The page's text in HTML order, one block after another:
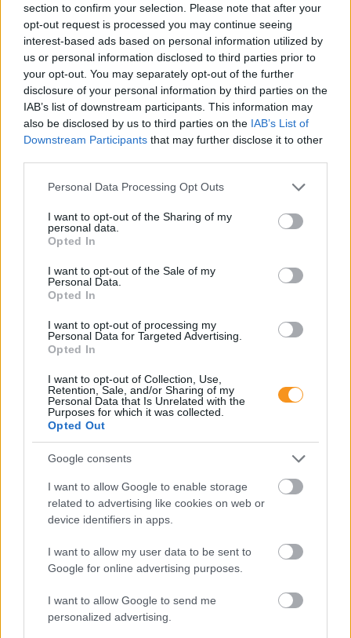
section to confirm your selection. Please note that after your
opt-out request is processed you may continue seeing
interest-based ads based on personal information utilized by
us or personal information disclosed to third parties prior to
your opt-out. You may separately opt-out of the further
disclosure of your personal information by third parties on the
IAB’s list of downstream participants. This information may
also be disclosed by us to third parties on the IAB’s List of
Downstream Participants that may further disclose it to other
Please note that this website/app uses one or more Google
not limited to your visit or usage behaviour. You may click to
grant or deny consent to Google and its third-party tags to
use your data for below specified purposes in below Google
consent section.
Personal Data Processing Opt Outs
I want to opt-out of the Sharing of my
personal data.
Opted In
I want to opt-out of the Sale of my
Personal Data.
Opted In
I want to opt-out of processing my
Personal Data for Targeted Advertising.
Opted In
I want to opt-out of Collection, Use,
Retention, Sale, and/or Sharing of my
Personal Data that Is Unrelated with the
Purposes for which it was collected.
Opted Out
Google consents
I want to allow Google to enable storage
related to advertising like cookies on web or
device identifiers in apps.
I want to allow my user data to be sent to
Google for online advertising purposes.
I want to allow Google to send me
personalized advertising.
A szülők sokfélék, de abban legtöbben
egyetértenek: nem szeretnék, ha a tanár kiabálna
gyermekükkel az iskolában. Ám ha egy
pedagógusnak egyszerre több, mint húsz
gyermeket kell fegyelmeznie, segítség és korszerű
módszertani eszköztár nélkül könnyen
gyakran a kiabálás a következménye.
iskolábanmódszertana, amelyet az elmúlt két
próbáltak ki hat európai ország iskoláiban, a makói
Szignum Iskola vezetésével.
óvodának biztosítania kell a
pelenkás gyerekek fogadását?
Minden esetben kötelessége-e az óvodának
pelenkás gyermeket fogadni? Milyen higiénés
szabályokat kötelező betartani a pelenkázó
helyiségben? Mi a helyzet az sni-s pelenkás
hogy a szobatisztasági gondok még fokozottabb
odafigyelést igényelnek. Utánajártunk.
Folyton öntöget, gyúr és tapicskol?
10 szenzoros játék, amit imádni